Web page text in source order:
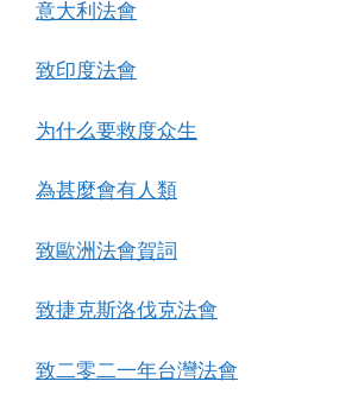
意大利法會
致印度法會
为什么要救度众生
為甚麼會有人類
致歐洲法會賀詞
致捷克斯洛伐克法會
致二零二一年台灣法會